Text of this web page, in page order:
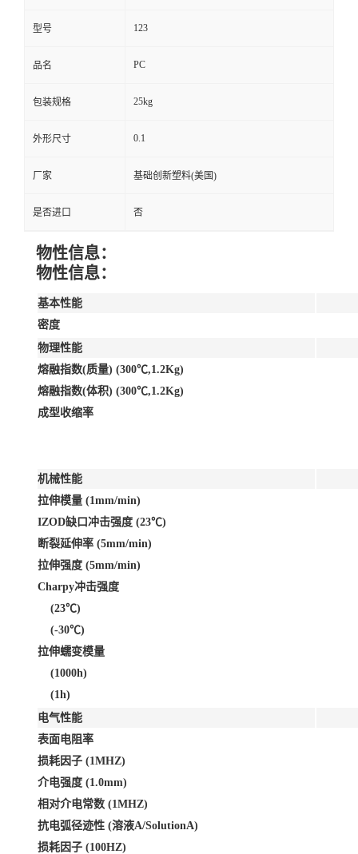
型号 123
品名 PC
包装规格 25kg
外形尺寸 0.1
厂家 基础创新塑料(美国)
是否进口 否
物性信息：
物性信息：
基本性能
密度
物理性能
熔融指数(质量) (300℃,1.2Kg)
熔融指数(体积) (300℃,1.2Kg)
成型收缩率
机械性能
拉伸模量 (1mm/min)
IZOD缺口冲击强度 (23℃)
断裂延伸率 (5mm/min)
拉伸强度 (5mm/min)
Charpy冲击强度
(23℃)
(-30℃)
拉伸蠕变模量
(1000h)
(1h)
电气性能
表面电阻率
损耗因子 (1MHZ)
介电强度 (1.0mm)
相对介电常数 (1MHZ)
抗电弧径迹性 (溶液A/SolutionA)
损耗因子 (100HZ)